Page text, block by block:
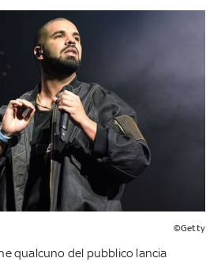
©Getty
qualcuno del pubblico lancia